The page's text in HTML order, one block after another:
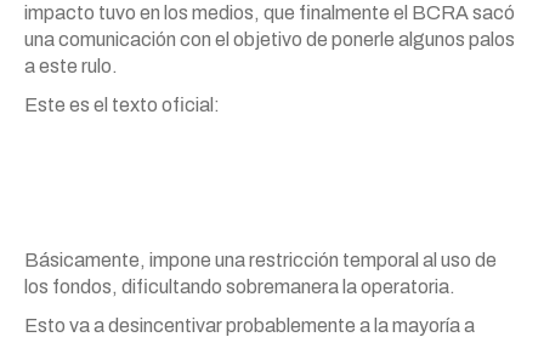
impacto tuvo en los medios, que finalmente el BCRA sacó
una comunicación con el objetivo de ponerle algunos palos
a este rulo.
Este es el texto oficial:
Básicamente, impone una restricción temporal al uso de
los fondos, dificultando sobremanera la operatoria.
Esto va a desincentivar probablemente a la mayoría a